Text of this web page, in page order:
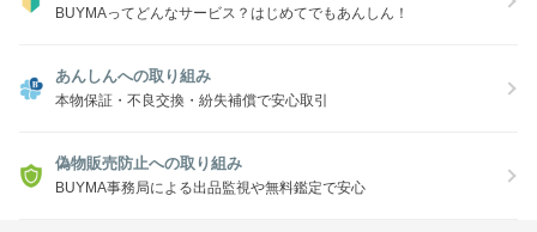
BUYMAってどんなサービス？はじめてでもあんしん！
あんしんへの取り組み
本物保証・不良交換・紛失補償で安心取引
偽物販売防止への取り組み
BUYMA事務局による出品監視や無料鑑定で安心